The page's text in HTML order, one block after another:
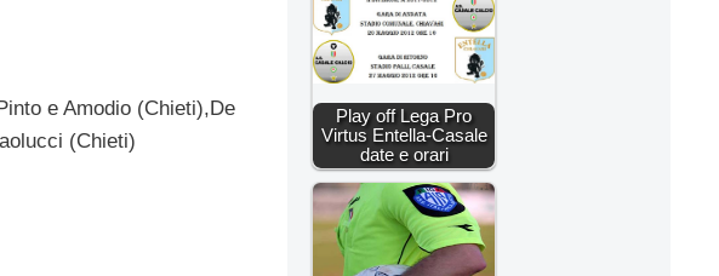
e Amodio (Chieti),De
(Chieti)
Play off Lega Pro
Virtus Entella-Casale
date e orari